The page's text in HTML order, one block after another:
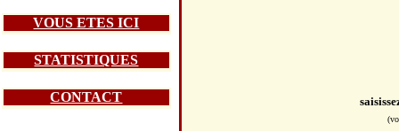
VOUS ETES ICI
STATISTIQUES
CONTACT